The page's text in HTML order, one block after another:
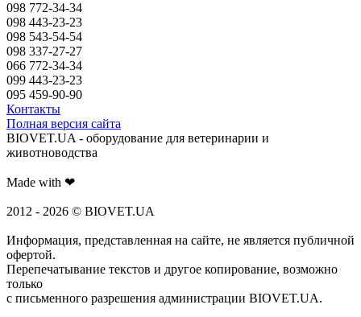
098 772-34-34
098 443-23-23
098 543-54-54
098 337-27-27
066 772-34-34
099 443-23-23
095 459-90-90
Контакты
Полная версия сайта
BIOVET.UA - оборудование для ветеринарии и
животноводства
Made with ❤
2012 - 2026 © BIOVET.UA
Информация, представленная на сайте, не является публичной
офертой.
Перепечатывание текстов и другое копирование, возможно
только
с письменного разрешения администрации BIOVET.UA.